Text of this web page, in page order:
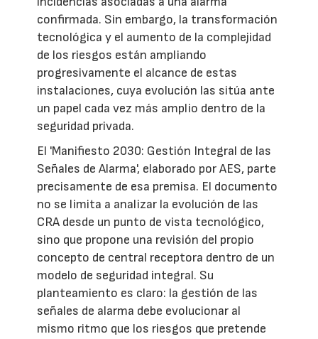
confirmada. Sin embargo, la transformación
tecnológica y el aumento de la complejidad
de los riesgos están ampliando
progresivamente el alcance de estas
instalaciones, cuya evolución las sitúa ante
un papel cada vez más amplio dentro de la
seguridad privada.
El 'Manifiesto 2030: Gestión Integral de las
Señales de Alarma', elaborado por AES, parte
precisamente de esa premisa. El documento
no se limita a analizar la evolución de las
CRA desde un punto de vista tecnológico,
sino que propone una revisión del propio
concepto de central receptora dentro de un
modelo de seguridad integral. Su
planteamiento es claro: la gestión de las
señales de alarma debe evolucionar al
mismo ritmo que los riesgos que pretende